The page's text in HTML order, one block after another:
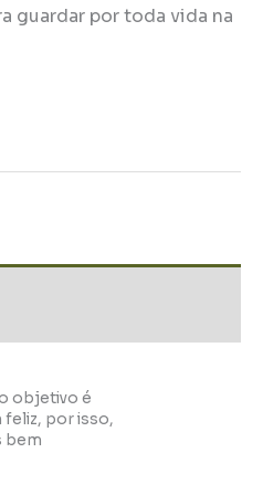
guardar por toda vida na
objetivo é
feliz, por isso,
bem